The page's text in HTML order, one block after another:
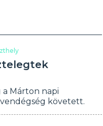
Márton napi
követett.